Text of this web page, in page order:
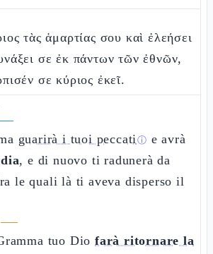
τὰς ἁμαρτίας σου καὶ ἐλεήσει
σε ἐκ πάντων τῶν ἐθνῶν,
σε κύριος ἐκεῖ.
guarirà i tuoi peccatiⓘ e avrà
, e di nuovo ti radunerà da
le quali là ti aveva disperso il
——
tuo Dio farà ritornare la